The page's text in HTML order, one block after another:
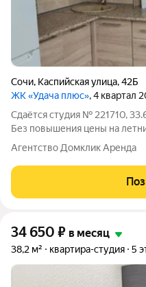
Сочи, Каспийская улица,42Б
ЖК «Удача плюс», 4 квартал
Сдаётся студия № 221710,
Без повышения цены на
присутствует на показах.
Квартиру можно зонировать
помощи штор блэкаут. У
Агентство Домклик Аренда
34 650 ₽ в месяц
38,2 м² квартира-студия 5